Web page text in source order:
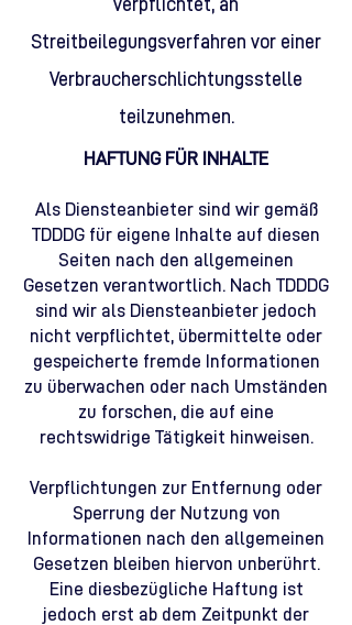
verpflichtet, an
Streitbeilegungsverfahren vor einer
Verbraucherschlichtungsstelle
teilzunehmen.
HAFTUNG FÜR INHALTE
Als Diensteanbieter sind wir gemäß
TDDDG für eigene Inhalte auf diesen
Seiten nach den allgemeinen
Gesetzen verantwortlich. Nach TDDDG
sind wir als Diensteanbieter jedoch
nicht verpflichtet, übermittelte oder
gespeicherte fremde Informationen
zu überwachen oder nach Umständen
zu forschen, die auf eine
rechtswidrige Tätigkeit hinweisen.
Verpflichtungen zur Entfernung oder
Sperrung der Nutzung von
Informationen nach den allgemeinen
Gesetzen bleiben hiervon unberührt.
Eine diesbezügliche Haftung ist
jedoch erst ab dem Zeitpunkt der